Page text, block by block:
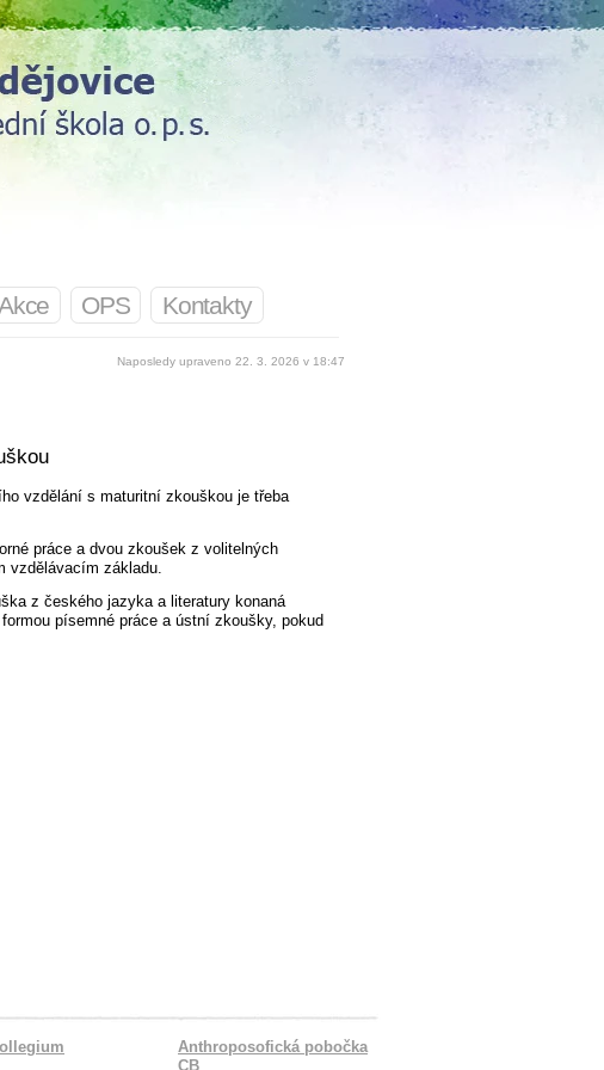
OPS Kontakty
Naposledy upraveno 22. 3. 2026 v 18:47
vzdělání s maturitní zkouškou je třeba
práce a dvou zkoušek z volitelných
vzdělávacím základu.
z českého jazyka a literatury konaná
písemné práce a ústní zkoušky, pokud
Anthroposofická pobočka
CB